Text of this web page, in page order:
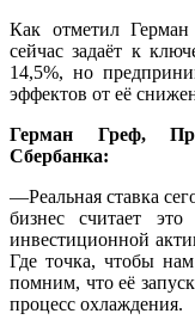
Как отметил
сейчас задаёт к
14,5%, но
эффектов от её
Герман Греф,
Сбербанка:
—Реальная ставка
бизнес считает
инвестиционной
Где точка, чтобы
помним, что её
процесс охлаждения.